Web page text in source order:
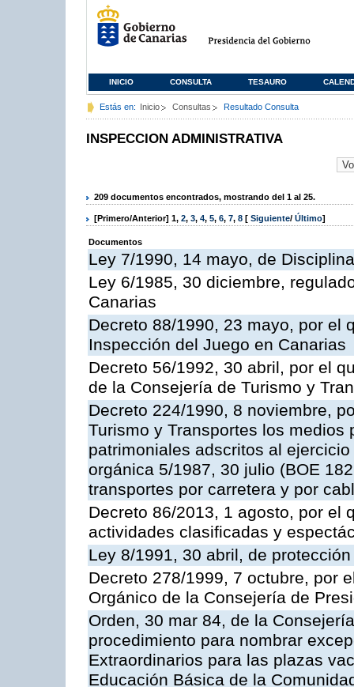
INICIO CONSULTA TESAURO
Estás en: Inicio Consultas Resultado Consulta
INSPECCION ADMINISTRATIVA
209 documentos encontrados, mostrando del 1 al 25.
[Primero/Anterior] 1, 2, 3, 4, 5, 6, 7, 8 [ Siguiente/ Último]
Documentos
Ley 7/1990, 14 mayo, de
Ley 6/1985, 30 diciembre,
Canarias
Decreto 88/1990, 23 mayo, por el
Inspección del Juego en Canarias
Decreto 56/1992, 30 abril, por el
de la Consejería de Turismo y
Decreto 224/1990, 8 noviembre,
Turismo y Transportes los
patrimoniales adscritos al
orgánica 5/1987, 30 julio (BOE
transportes por carretera y por
Decreto 86/2013, 1 agosto, por el
actividades clasificadas y
Ley 8/1991, 30 abril, de
Decreto 278/1999, 7 octubre, por
Orgánico de la Consejería de
Orden, 30 mar 84, de la
procedimiento para nombrar
Extraordinarios para las plazas
Educación Básica de la